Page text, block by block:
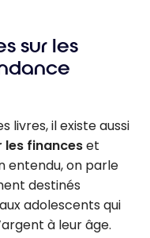
sur les
livres, il existe aussi
les financeset
entendu, on parle
destinés
adolescents qui
à leur âge.